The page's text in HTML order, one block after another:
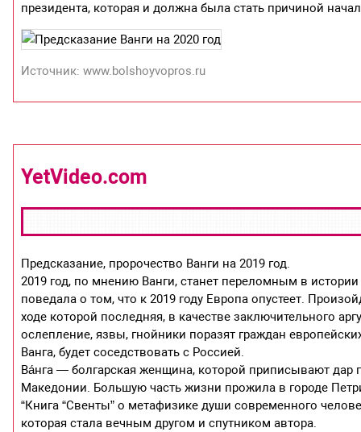
президента, которая и должна была стать причиной
Источник: www.bolshoyvopros.ru
YetVideo.com
Предсказание, пророчество Ванги на 2019 год.
2019 год, по мнению Ванги, станет переломным в
поведала о том, что к 2019 году Европа опустеет.
ходе которой последняя, в качестве заключительного
ослепление, язвы, гнойники поразят граждан
Ванга, будет соседствовать с Россией.
Ва́нга — болгарская женщина, которой приписывают дар
Македонии. Большую часть жизни прожила в городе
“Книга “Свенты” о метафизике души современного
которая стала вечным другом и спутником автора.